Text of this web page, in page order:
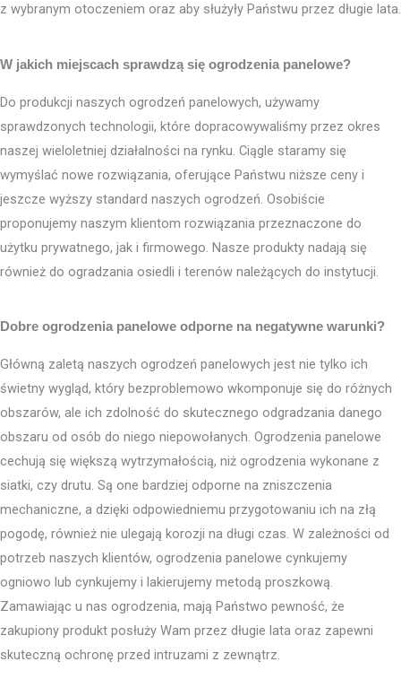
z wybranym otoczeniem oraz aby służyły Państwu przez długie lata.
W jakich miejscach sprawdzą się ogrodzenia panelowe?
Do produkcji naszych ogrodzeń panelowych, używamy
sprawdzonych technologii, które dopracowywaliśmy przez okres
naszej wieloletniej działalności na rynku. Ciągle staramy się
wymyślać nowe rozwiązania, oferujące Państwu niższe ceny i
jeszcze wyższy standard naszych ogrodzeń. Osobiście
proponujemy naszym klientom rozwiązania przeznaczone do
użytku prywatnego, jak i firmowego. Nasze produkty nadają się
również do ogradzania osiedli i terenów należących do instytucji.
Dobre ogrodzenia panelowe odporne na negatywne warunki?
Główną zaletą naszych ogrodzeń panelowych jest nie tylko ich
świetny wygląd, który bezproblemowo wkomponuje się do różnych
obszarów, ale ich zdolność do skutecznego odgradzania danego
obszaru od osób do niego niepowołanych. Ogrodzenia panelowe
cechują się większą wytrzymałością, niż ogrodzenia wykonane z
siatki, czy drutu. Są one bardziej odporne na zniszczenia
mechaniczne, a dzięki odpowiedniemu przygotowaniu ich na złą
pogodę, również nie ulegają korozji na długi czas. W zależności od
potrzeb naszych klientów, ogrodzenia panelowe cynkujemy
ogniowo lub cynkujemy i lakierujemy metodą proszkową.
Zamawiając u nas ogrodzenia, mają Państwo pewność, że
zakupiony produkt posłuży Wam przez długie lata oraz zapewni
skuteczną ochronę przed intruzami z zewnątrz.